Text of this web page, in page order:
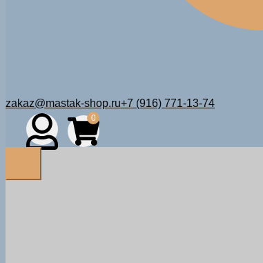
zakaz@mastak-shop.ru+7 (916) 771-13-74
0